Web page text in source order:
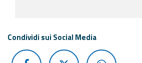
Condividi sui Social Media